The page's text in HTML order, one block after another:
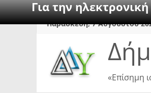
Για την
SkipΠαρασκευή, 7 Αυγούστου
«Επίσημη